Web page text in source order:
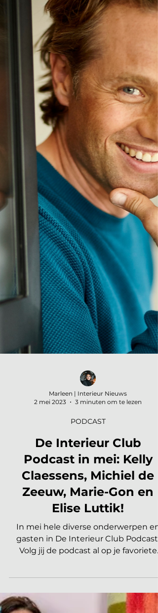
Marleen | Interieur Nieuws
2 mei 2023
3 minuten om te lezen
PODCAST
De Interieur Club
Podcast in mei: Kelly
Claessens, Michiel de
Zeeuw, Marie-Gon en
Elise Luttik!
Volg jij de podcast al op je favoriete
podcastapp? Zorg dat je geen